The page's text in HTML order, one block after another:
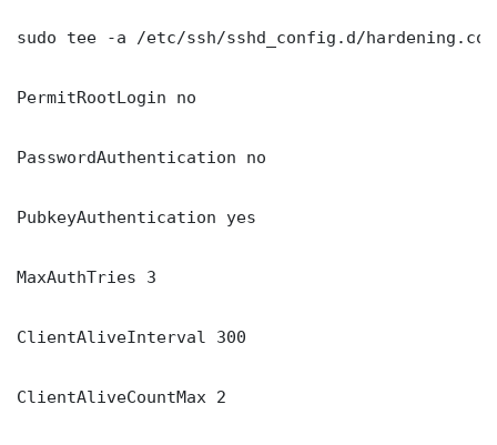
sudo tee -a /etc/ssh/sshd_config.d/
PermitRootLogin no
PasswordAuthentication no
PubkeyAuthentication yes
MaxAuthTries 3
ClientAliveInterval 300
ClientAliveCountMax 2